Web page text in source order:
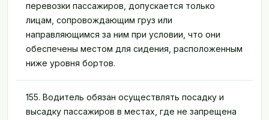
перевозки пассажиров, допускается только
лицам, сопровождающим груз или
направляющимся за ним при условии, что они
обеспечены местом для сидения, расположенным
ниже уровня бортов.
155. Водитель обязан осуществлять посадку и
высадку пассажиров в местах, где не запрещена